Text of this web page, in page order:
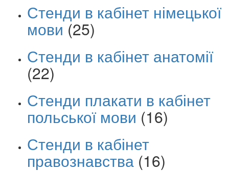
Стенди в кабінет німецької
мови (25)
Стенди в кабінет анатомії
(22)
Стенди плакати в кабінет
польської мови (16)
Стенди в кабінет
правознавства (16)